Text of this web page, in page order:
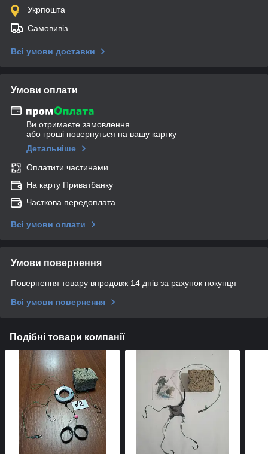
Укрпошта
Самовивіз
Всі умови доставки
Умови оплати
Ви отримаєте замовлення
або гроші повернуться на вашу картку
Детальніше
Оплатити частинами
На карту Приватбанку
Часткова передоплата
Всі умови оплати
Умови повернення
Повернення товару впродовж 14 днів за рахунок покупця
Всі умови повернення
Подібні товари компанії